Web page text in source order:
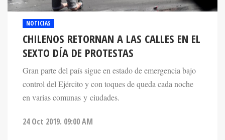
NOTICIAS
CHILENOS RETORNAN A LAS CALLES EN EL
SEXTO DÍA DE PROTESTAS
Gran parte del país sigue en estado de emergencia bajo
control del Ejército y con toques de queda cada noche
en varias comunas y ciudades.
24 Oct 2019. 09:00 AM